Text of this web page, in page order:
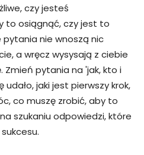
czy jesteś
to osiągnąć, czy jest to
pytania nie wnoszą nic
a wręcz wysysają z ciebie
Zmień pytania na 'jak, kto i
udało, jaki jest pierwszy krok,
co muszę zrobić, aby to
szukaniu odpowiedzi, które